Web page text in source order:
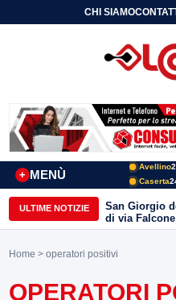
CHI SIAMO
MENÙ
+
Avellino
Caserta
ULTIME NOTIZIE
San Giorgio
di via
Lombardi
Home > operatori positivi
OPERATORI